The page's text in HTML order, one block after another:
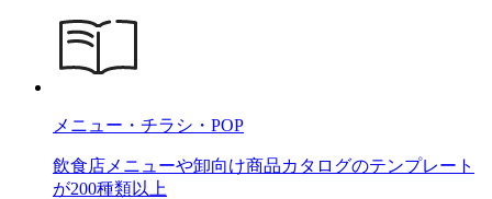
メニュー・チラシ・POP
飲食店メニューや卸向け商品カタログのテンプレート
が200種類以上